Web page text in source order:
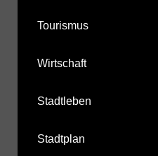
Tourismus
Wirtschaft
Stadtleben
Stadtplan